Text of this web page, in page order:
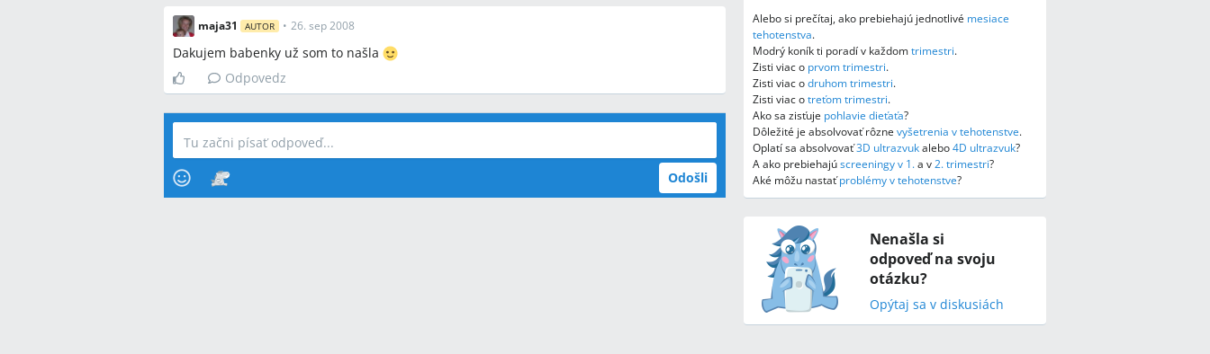
maja31 AUTOR • 26. sep 2008
Dakujem babenky už som to našla
Odpovedz
Odošli
Alebo si prečítaj, ako prebiehajú jednotlivé mesiace
tehotenstva.
Modrý koník ti poradí v každomtrimestri.
Zisti viac o prvom trimestri.
Zisti viac odruhom trimestri.
Zisti viac otreťom trimestri.
Ako sa zisťuje pohlavie dieťaťa?
Dôležité je absolvovať rôzne vyšetrenia v tehotenstve.
Oplatí sa absolvovať3D ultrazvukalebo4D ultrazvuk?
A ako prebiehajúscreeningy v 1.a v2. trimestri?
Aké môžu nastaťproblémy v tehotenstve?
Nenašla si
odpoveď na svoju
otázku?
Opýtaj sa v diskusiách